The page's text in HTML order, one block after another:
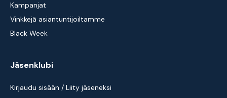
Kampanjat
Vinkkejä asiantuntijoiltamme
Black Week
Jäsenklubi
Kirjaudu sisään / Liity jäseneksi